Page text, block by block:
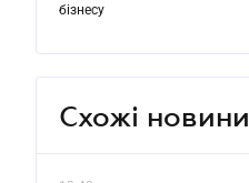
бізнесу
Схожі новини